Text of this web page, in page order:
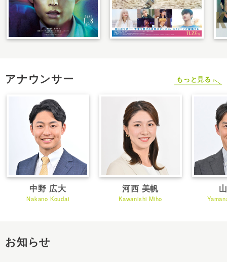
アナウンサー もっと見る
中野 広大
Nakano Koudai
河西 美帆
Kawanishi Miho
お知らせ